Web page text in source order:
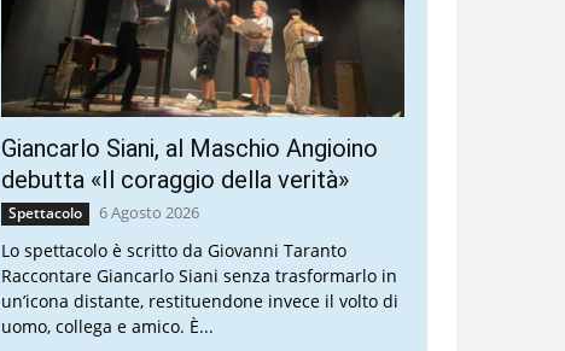
Giancarlo Siani, al Maschio Angioino
debutta «Il coraggio della verità»
Spettacolo 6 Agosto 2026
Lo spettacolo è scritto da Giovanni Taranto
Raccontare Giancarlo Siani senza trasformarlo in
un’icona distante, restituendone invece il volto di
uomo, collega e amico. È...